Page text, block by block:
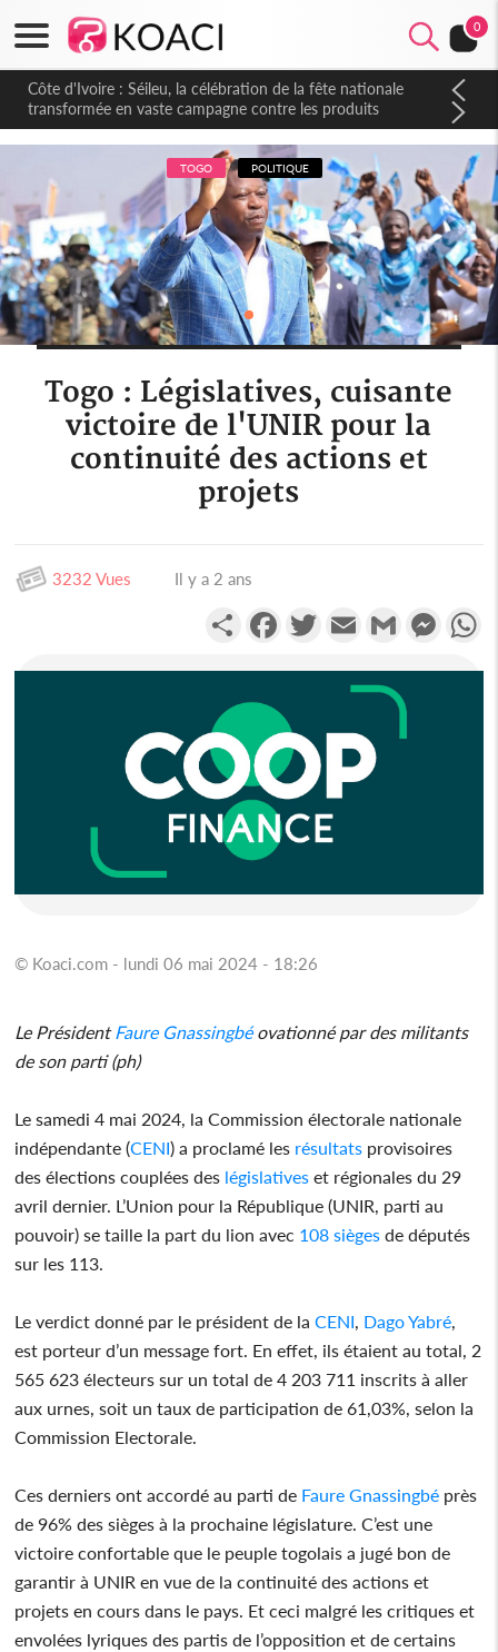
0
Côte d'Ivoire : Séileu, la célébration de la fête nationale
transformée en vaste campagne contre les produits
dépigmentants dangereux
TOGO POLITIQUE
Togo : Législatives, cuisante
victoire de l'UNIR pour la
continuité des actions et
projets
3232 Vues Il y a 2 ans
PartagerFacebookTwitterEmail Gmail
© Koaci.com - lundi 06 mai 2024 - 18:26
Le PrésidentFaure Gnassingbéovationné par des militants
de son parti (ph)
Le samedi 4 mai 2024, la Commission électorale nationale
indépendante (CENI) a proclamé les résultats provisoires
des élections couplées des législatives et régionales du 29
avril dernier. L’Union pour la République (UNIR, parti au
pouvoir) se taille la part du lion avec 108 sièges de députés
sur les 113.
Le verdict donné par le président de laCENI Dago Yabré
est porteur d’un message fort. En effet, ils étaient au total, 2
565 623 électeurs sur un total de 4 203 711 inscrits à aller
aux urnes, soit un taux de participation de 61,03%, selon la
Commission Electorale.
Ces derniers ont accordé au parti de Faure Gnassingbé près
de 96% des sièges à la prochaine législature. C’est une
victoire confortable que le peuple togolais a jugé bon de
garantir à UNIR en vue de la continuité des actions et
projets en cours dans le pays. Et ceci malgré les critiques et
envolées lyriques des partis de l’opposition et de certains